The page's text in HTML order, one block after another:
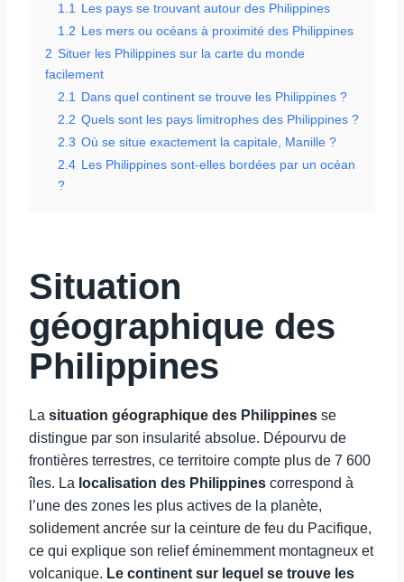
1.1
Les pays se trouvant autour des Philippines
1.2 Les mers ou océans à proximité des Philippines
2 Situer les Philippines sur la carte du monde
facilement
2.1
Dans quel continent se trouve les Philippines ?
2.2 Quels sont les pays limitrophes des Philippines ?
2.3 Où se situe exactement la capitale, Manille ?
2.4 Les Philippines sont-elles bordées par un océan
?
Situation
géographique des
Philippines
La situation géographique des Philippines se
distingue par son insularité absolue. Dépourvu de
frontières terrestres, ce territoire compte plus de 7 600
îles. La localisation des Philippines correspond à
l’une des zones les plus actives de la planète,
solidement ancrée sur la ceinture de feu du Pacifique,
ce qui explique son relief éminemment montagneux et
volcanique. Le continent sur lequel se trouve les